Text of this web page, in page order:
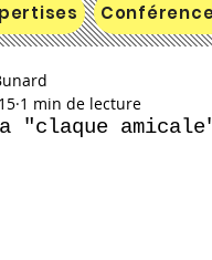
"claque
1 min de lecture